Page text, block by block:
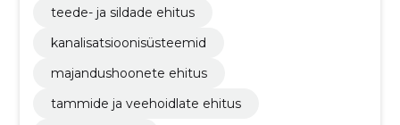
teede- ja sildade ehitus
kanalisatsioonisüsteemid
majandushoonete ehitus
tammide ja veehoidlate ehitus